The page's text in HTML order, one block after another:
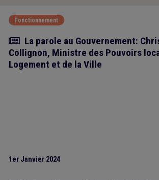
Fonctionnement
Article
La parole au Gouvernement:
Collignon, Ministre des Pouvoirs
Logement et de la Ville
1er Janvier 2024